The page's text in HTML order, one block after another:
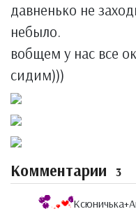
давненько не
небыло.
вобщем у нас все
сидим)))
Комментарии 3